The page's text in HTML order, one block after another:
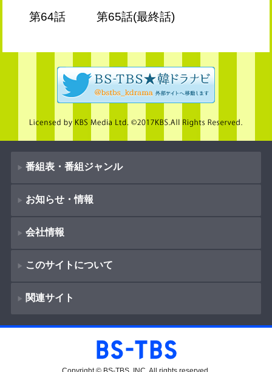
第64話
第65話(最終話)
番組表・番組ジャンル
番組表
番組ジャンル
ドラマ
映画
お知らせ・情報
新着情報
お知らせ
イベント
ショッピング
会社情報
会社概要
（Company Information）
このサイトについて
著作権とリンク
サイトポリシー
関連サイト